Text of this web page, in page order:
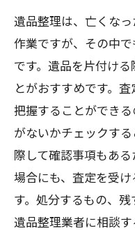
遺品整理は、亡くな
作業ですが、その中
です。遺品を片付け
とがおすすめです。
把握することができ
がないかチェックす
際して確認事項もあ
場合にも、査定を受
す。処分するもの、
遺品整理業者に相談